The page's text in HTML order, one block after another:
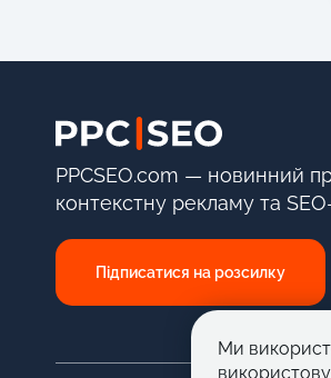
PPCSEO.com — новинний
контекстну рекламу та
Підписатися на розсилку
Ми